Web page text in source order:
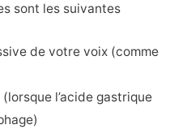
sont les suivantes
de votre voix (comme
l’acide gastrique